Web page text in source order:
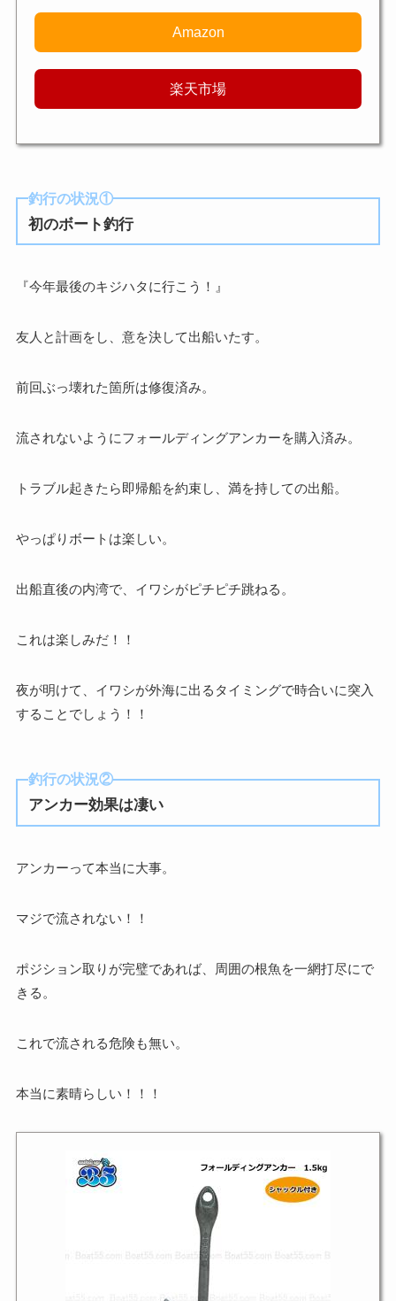
Amazon
楽天市場
釣行の状況①
初のボート釣行
『今年最後のキジハタに行こう！』
友人と計画をし、意を決して出船いたす。
前回ぶっ壊れた箇所は修復済み。
流されないようにフォールディングアンカーを購入済み。
トラブル起きたら即帰船を約束し、満を持しての出船。
やっぱりボートは楽しい。
出船直後の内湾で、イワシがピチピチ跳ねる。
これは楽しみだ！！
夜が明けて、イワシが外海に出るタイミングで時合いに突入
することでしょう！！
釣行の状況②
アンカー効果は凄い
アンカーって本当に大事。
マジで流されない！！
ポジション取りが完璧であれば、周囲の根魚を一網打尽にで
きる。
これで流される危険も無い。
本当に素晴らしい！！！